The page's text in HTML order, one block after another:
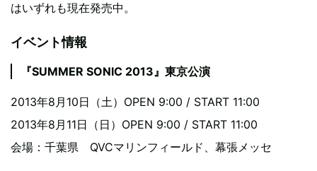
はいずれも現在発売中。
イベント情報
『SUMMER SONIC 2013』東京公演
2013年8月10日（土）OPEN 9:00 / START 11:00
2013年8月11日（日）OPEN 9:00 / START 11:00
会場：千葉県 QVCマリンフィールド、幕張メッセ